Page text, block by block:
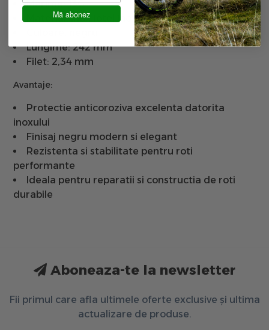
Marime: 13G
Material: inox (otel inoxidabil)
Lungime: 242 mm
Filet: 2,34 mm
Avantaje:
Protectie anticoroziva excelenta datorita
inoxului
Finisaj negru modern si elegant
Rezistenta si stabilitate pentru roti
performante
Ideala pentru reparatii si constructia de roti
durabile
Aboneaza-te la newsletter
Fii primul care afla ultimele oferte exclusive și ultima
actualizare de produse.
Mă abonez